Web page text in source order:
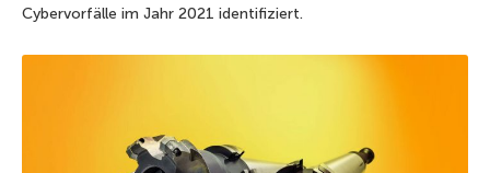
Cybervorfälle im Jahr 2021 identifiziert.